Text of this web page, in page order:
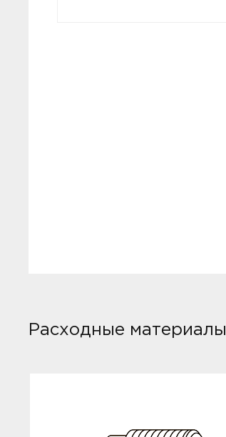
Расходные материалы